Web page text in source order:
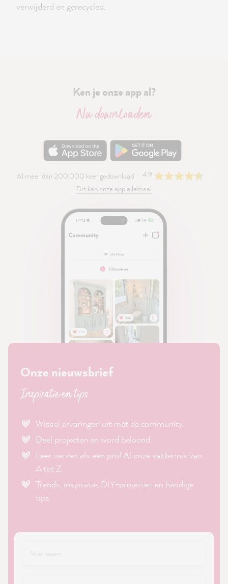
verwijderd en gerecycled.
Ken je onze app al?
Nu downloaden
Al meer dan 200.000 keer gedownload
4.9
Dit kan onze app allemaal
Onze nieuwsbrief
Inspiratie en tips
Wissel ervaringen uit met de community.
Deel projecten en word beloond.
Leer verven als een pro! Al onze vakkennis van
A tot Z.
Trends, inspiratie, DIY-projecten en handige
tips.